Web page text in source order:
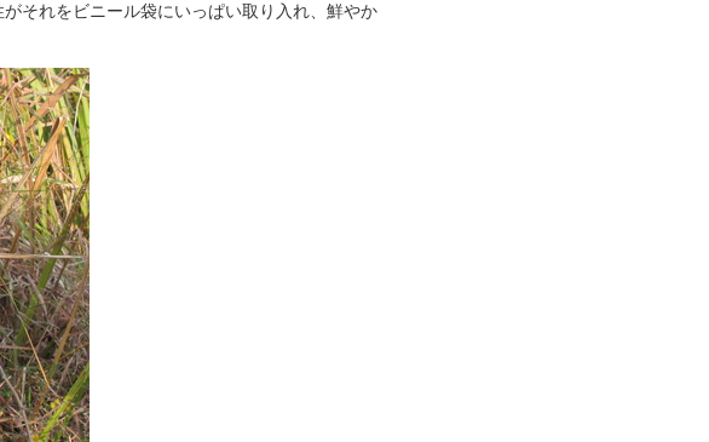
それをビニール袋にいっぱい取り入れ、鮮やか